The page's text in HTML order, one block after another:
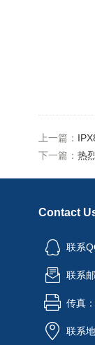
上一篇：
下一篇： 热
Contact
联系
联系
传真
联系